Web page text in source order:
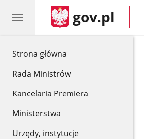
Strona główna
Rada Ministrów
Kancelaria Premiera
Ministerstwa
Urzędy, instytucje
gov.pl